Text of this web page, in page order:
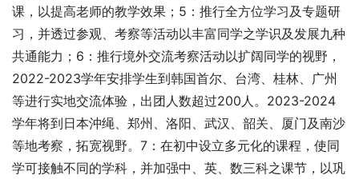
课，以提高老师的教学效果；5：推行全方位学习及专题研
习，并透过参观、考察等活动以丰富同学之学识及发展九种
共通能力；6：推行境外交流考察活动以扩阔同学的视野，
2022-2023学年安排学生到韩国首尔、台湾、桂林、广州
等进行实地交流体验，出团人数超过200人。2023-2024
学年将到日本沖绳、郑州、洛阳、武汉、韶关、厦门及南沙
等地考察，拓宽视野。7：在初中设立多元化的课程，使同
学可接触不同的学科，并加强中、英、数三科之课节，以巩